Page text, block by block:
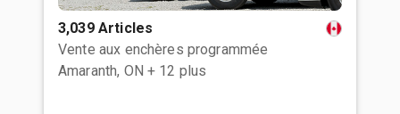
3,039 Articles
Vente aux enchères programmée
Amaranth, ON + 12 plus